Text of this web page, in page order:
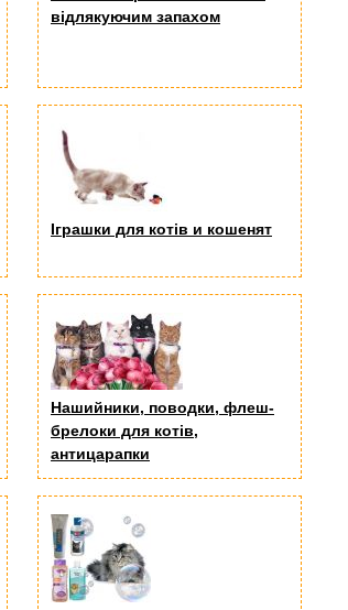
відлякуючим запахом
Іграшки для котів и кошенят
Нашийники, поводки, флеш-
брелоки для котів,
антицарапки